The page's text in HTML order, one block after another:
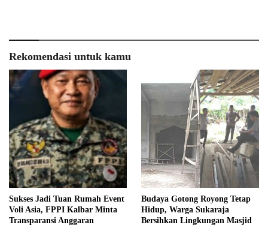
Rekomendasi untuk kamu
Sukses Jadi Tuan Rumah Event
Voli Asia, FPPI Kalbar Minta
Transparansi Anggaran
Budaya Gotong Royong Tetap
Hidup, Warga Sukaraja
Bersihkan Lingkungan Masjid